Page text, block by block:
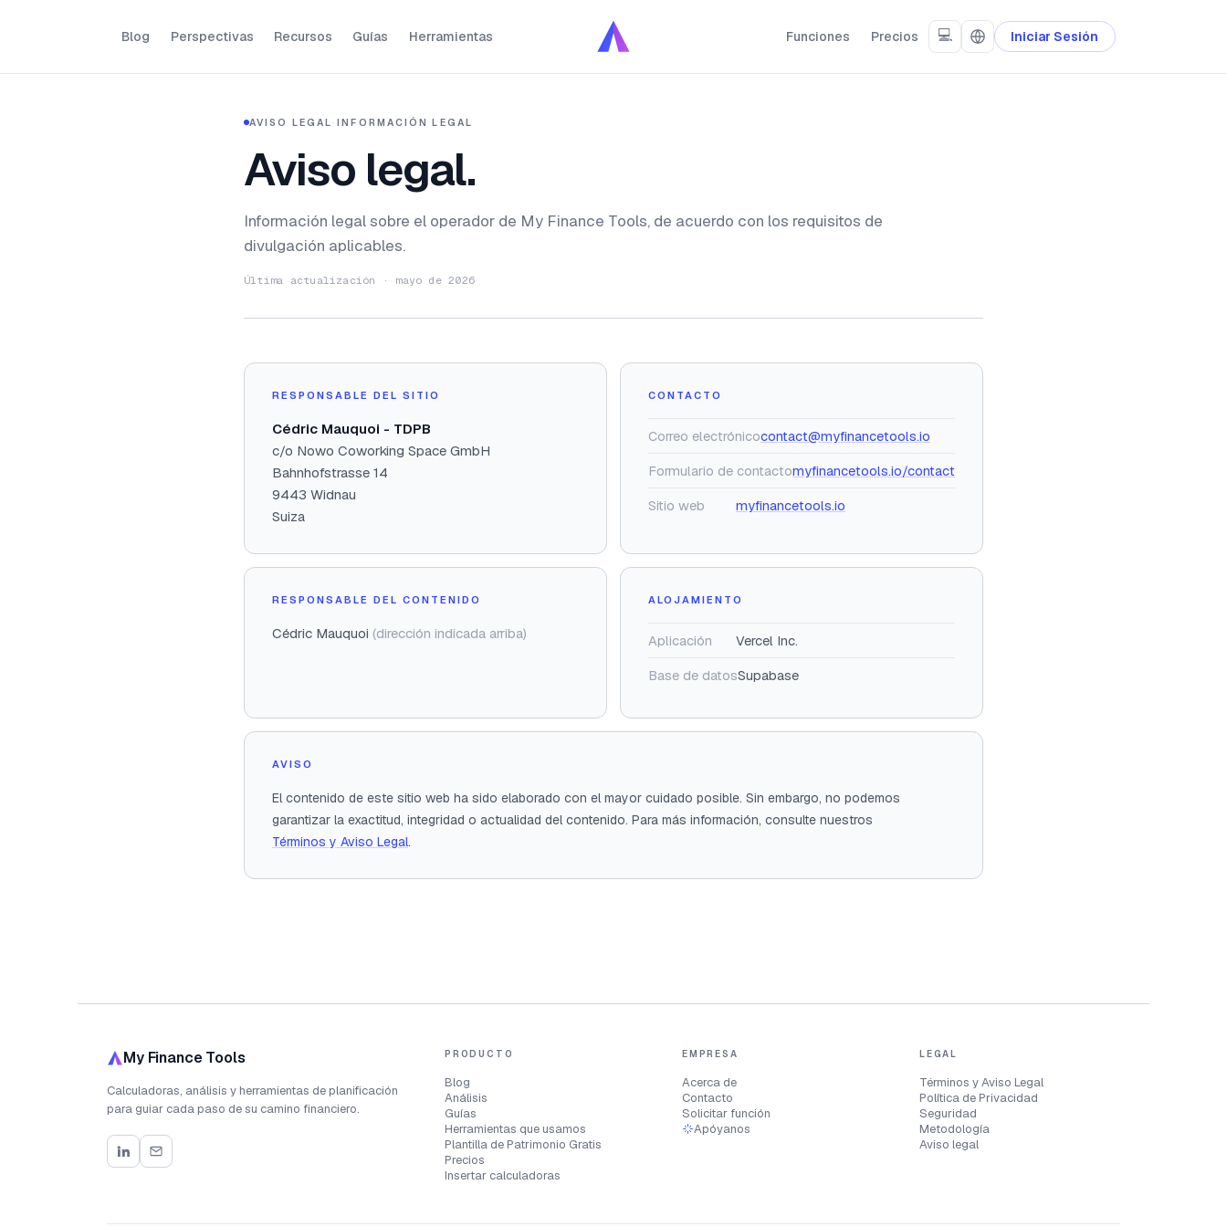
Blog Perspectivas Recursos Guías Herramientas Funciones Precios 💻 Iniciar Sesión
AVISO LEGAL ·INFORMACIÓN LEGAL
Aviso legal.
Información legal sobre el operador de My Finance Tools, de acuerdo con los requisitos de
divulgación aplicables.
Última actualización · mayo de 2026
RESPONSABLE DEL SITIO
Cédric Mauquoi - TDPB
c/o Nowo Coworking Space GmbH
Bahnhofstrasse 14
9443 Widnau
Suiza
CONTACTO
Correo electrónicocontact@myfinancetools.io
Formulario de contactomyfinancetools.io/contact
Sitio web
myfinancetools.io
RESPONSABLE DEL CONTENIDO
Cédric Mauquoi (dirección indicada arriba)
ALOJAMIENTO
Aplicación
Vercel Inc.
Base de datosSupabase
AVISO
El contenido de este sitio web ha sido elaborado con el mayor cuidado posible. Sin embargo, no podemos
garantizar la exactitud, integridad o actualidad del contenido. Para más información, consulte nuestros
Términos y Aviso Legal.
My Finance Tools
Calculadoras, análisis y herramientas de planificación
para guiar cada paso de su camino financiero.
PRODUCTO
Blog
Análisis
Guías
Herramientas que usamos
Plantilla de Patrimonio Gratis
Precios
Insertar calculadoras
EMPRESA
Acerca de
Contacto
Solicitar función
Apóyanos
LEGAL
Términos y Aviso Legal
Política de Privacidad
Seguridad
Metodología
Aviso legal